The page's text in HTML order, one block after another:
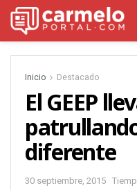
Inicio Destacado
El GEEP
diferente
30 septiembre, 2015